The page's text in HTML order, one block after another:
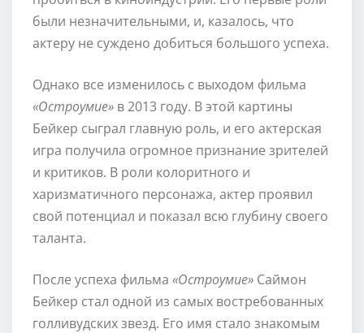
были незначительными, и, казалось, что
актеру не суждено добиться большого успеха.
Однако все изменилось с выходом фильма
«Остроумие» в 2013 году. В этой картины
Бейкер сыграл главную роль, и его актерская
игра получила огромное признание зрителей
и критиков. В роли колоритного и
харизматичного персонажа, актер проявил
свой потенциал и показал всю глубину своего
таланта.
После успеха фильма «Остроумие» Саймон
Бейкер стал одной из самых востребованных
голливудских звезд. Его имя стало знакомым